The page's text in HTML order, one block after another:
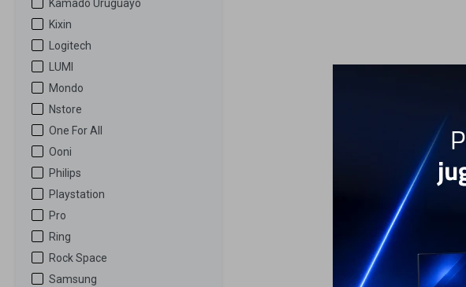
Kamado Uruguayo
Kixin
Logitech
LUMI
Mondo
Nstore
One For All
Ooni
Philips
Playstation
Pro
Ring
Rock Space
Samsung